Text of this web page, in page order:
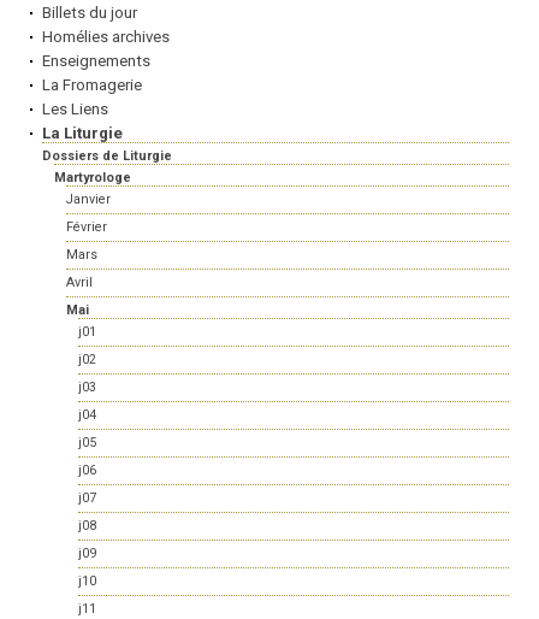
Billets du jour
Homélies archives
Enseignements
La Fromagerie
Les Liens
La Liturgie
Dossiers de Liturgie
Martyrologe
Janvier
Février
Mars
Avril
Mai
j01
j02
j03
j04
j05
j06
j07
j08
j09
j10
j11